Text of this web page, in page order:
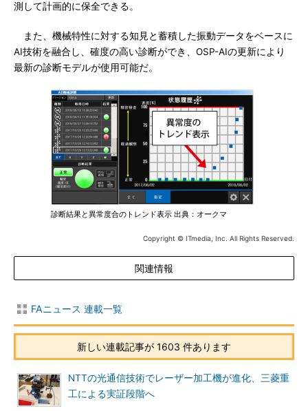
測して計画的に保全できる。
また、機械特性に対する知見と蓄積した振動データをベースに
AI技術を融合し、確度の高い診断ができ、OSP-AIの更新により
最新の診断モデルが使用可能だ。
診断結果と異常度合のトレンド表示 出典：オークマ
Copyright © ITmedia, Inc. All Rights Reserved.
関連情報
FAニュース 連載一覧
新しい連載記事が 1603 件あります
NTTの光通信技術でレーザー加工機が進化、三菱重
工による実証段階へ